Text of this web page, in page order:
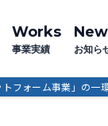
Works
事業実績 お知ら
フォーム事業」の